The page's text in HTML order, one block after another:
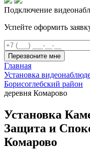
Подключение
Успейте оформить
Перезвоните мне
Главная
Установка
Борисоглебский район
деревня Комарово
Установка
Защита и
Комарово